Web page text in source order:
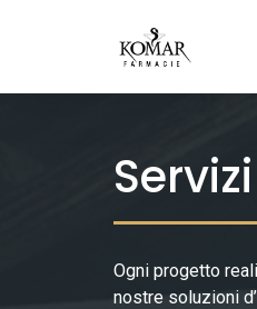
Servizi
Ogni progetto
nostre soluzioni